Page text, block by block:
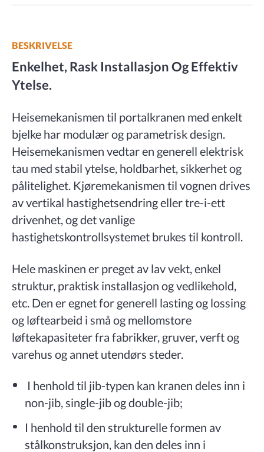
BESKRIVELSE
Enkelhet, Rask Installasjon Og Effektiv
Ytelse.
Heisemekanismen til portalkranen med enkelt
bjelke har modulær og parametrisk design.
Heisemekanismen vedtar en generell elektrisk
tau med stabil ytelse, holdbarhet, sikkerhet og
pålitelighet. Kjøremekanismen til vognen drives
av vertikal hastighetsendring eller tre-i-ett
drivenhet, og det vanlige
hastighetskontrollsystemet brukes til kontroll.
Hele maskinen er preget av lav vekt, enkel
struktur, praktisk installasjon og vedlikehold,
etc. Den er egnet for generell lasting og lossing
og løftearbeid i små og mellomstore
løftekapasiteter fra fabrikker, gruver, verft og
varehus og annet utendørs steder.
I henhold til jib-typen kan kranen deles inn i
non-jib, single-jib og double-jib;
I henhold til den strukturelle formen av
stålkonstruksjon, kan den deles inn i